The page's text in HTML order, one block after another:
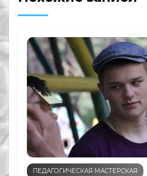
ПЕДАГОГИЧЕСКАЯ МАСТЕРСКАЯ